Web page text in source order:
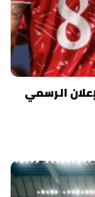
الرسمي